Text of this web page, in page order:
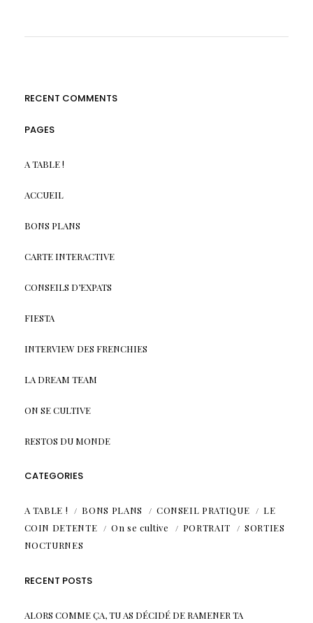
RECENT COMMENTS
PAGES
A TABLE !
ACCUEIL
BONS PLANS
CARTE INTERACTIVE
CONSEILS D’EXPATS
FIESTA
INTERVIEW DES FRENCHIES
LA DREAM TEAM
ON SE CULTIVE
RESTOS DU MONDE
CATEGORIES
A TABLE ! BONS PLANS CONSEIL PRATIQUE
LE
COIN DETENTE
On se cultive PORTRAIT
SORTIES
NOCTURNES
RECENT POSTS
ALORS COMME ÇA, TU AS DÉCIDÉ DE RAMENER TA